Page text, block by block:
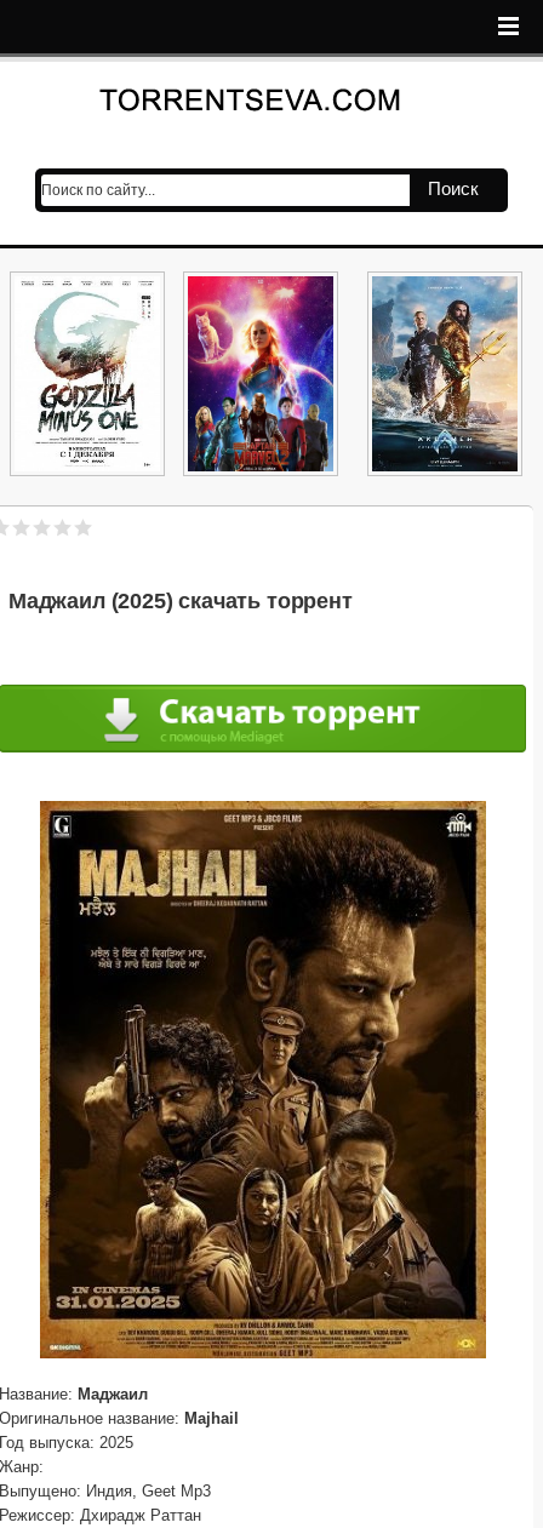
Поиск
Маджаил (2025) скачать торрент
Название: Маджаил
Оригинальное название: Majhail
Год выпуска: 2025
Жанр:
Выпущено: Индия, Geet Mp3
Режиссер: Дхирадж Раттан